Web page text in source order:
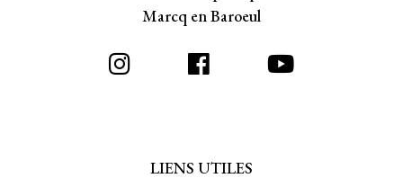
Marcq en Baroeul
LIENS UTILES